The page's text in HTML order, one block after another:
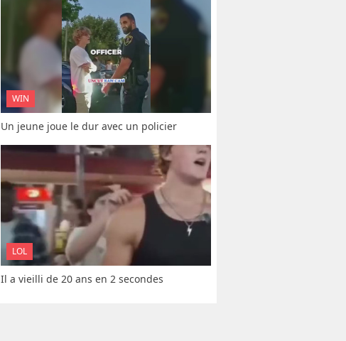
WIN
Un jeune joue le dur avec un policier
LOL
Il a vieilli de 20 ans en 2 secondes